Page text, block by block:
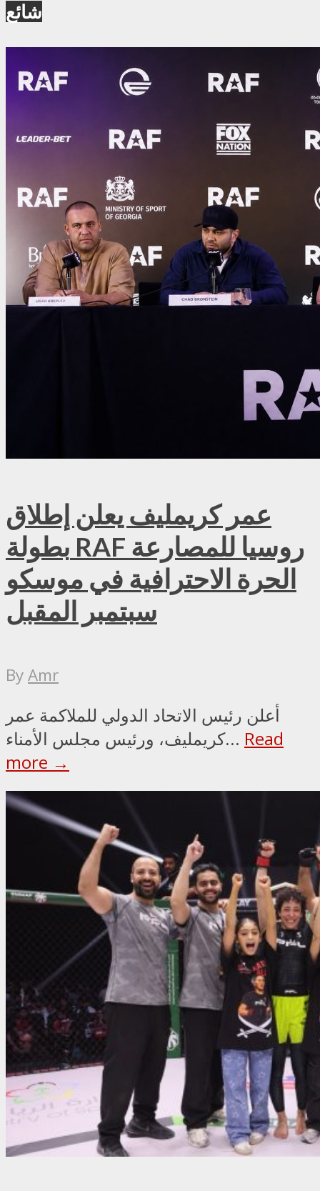
شائع
عمر كريمليف يعلن إطلاق
بطولة RAF روسيا للمصارعة
الحرة الاحترافية في موسكو
سبتمبر المقبل
ByAmr
أعلن رئيس الاتحاد الدولي للملاكمة عمر
كريمليف، ورئيس مجلس الأمناء... Read
more →